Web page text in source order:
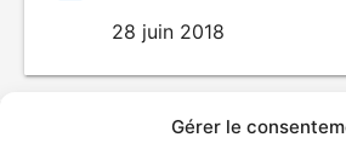
Gérer le
28 juin 2018